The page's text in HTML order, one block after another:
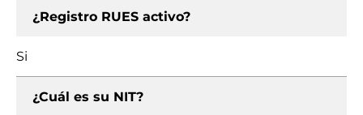
¿Registro RUES activo?
Si
¿Cuál es su NIT?